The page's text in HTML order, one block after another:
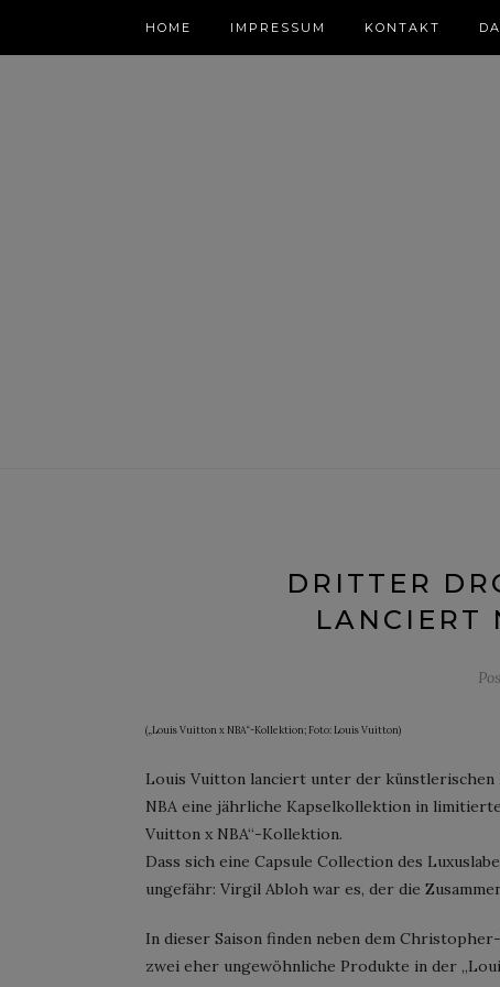
HOME IMPRESSUM KONTAKT
DRITTER
LANCIERT
(„Louis Vuitton x NBA“-Kollektion; Foto: Louis Vuitton)
Louis Vuitton lanciert unter der
NBA eine jährliche Kapselkollektion in
Vuitton x NBA“-Kollektion.
Dass sich eine Capsule Collection des
ungefähr: Virgil Abloh war es, der die
In dieser Saison finden neben dem
zwei eher ungewöhnliche Produkte in der